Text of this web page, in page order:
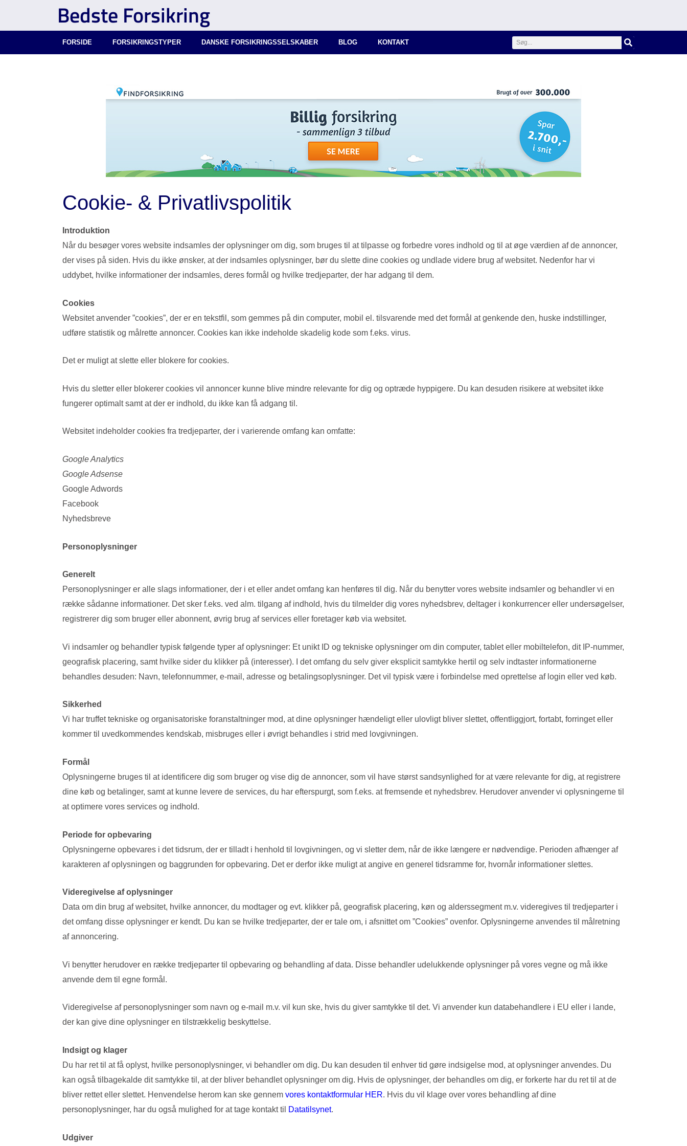
Bedste Forsikring
FORSIDE FORSIKRINGSTYPER DANSKE FORSIKRINGSSELSKABER BLOG KONTAKT
Cookie- & Privatlivspolitik
Introduktion
Når du besøger vores website indsamles der oplysninger om dig, som bruges til at tilpasse og forbedre vores indhold og til at øge værdien af de annoncer,
der vises på siden. Hvis du ikke ønsker, at der indsamles oplysninger, bør du slette dine cookies og undlade videre brug af websitet. Nedenfor har vi
uddybet, hvilke informationer der indsamles, deres formål og hvilke tredjeparter, der har adgang til dem.
Cookies
Websitet anvender ”cookies”, der er en tekstfil, som gemmes på din computer, mobil el. tilsvarende med det formål at genkende den, huske indstillinger,
udføre statistik og målrette annoncer. Cookies kan ikke indeholde skadelig kode som f.eks. virus.
Det er muligt at slette eller blokere for cookies.
Hvis du sletter eller blokerer cookies vil annoncer kunne blive mindre relevante for dig og optræde hyppigere. Du kan desuden risikere at websitet ikke
fungerer optimalt samt at der er indhold, du ikke kan få adgang til.
Websitet indeholder cookies fra tredjeparter, der i varierende omfang kan omfatte:
Google Analytics
Google Adsense
Google Adwords
Facebook
Nyhedsbreve
Personoplysninger
Generelt
Personoplysninger er alle slags informationer, der i et eller andet omfang kan henføres til dig. Når du benytter vores website indsamler og behandler vi en
række sådanne informationer. Det sker f.eks. ved alm. tilgang af indhold, hvis du tilmelder dig vores nyhedsbrev, deltager i konkurrencer eller undersøgelser,
registrerer dig som bruger eller abonnent, øvrig brug af services eller foretager køb via websitet.
Vi indsamler og behandler typisk følgende typer af oplysninger: Et unikt ID og tekniske oplysninger om din computer, tablet eller mobiltelefon, dit IP-nummer,
geografisk placering, samt hvilke sider du klikker på (interesser). I det omfang du selv giver eksplicit samtykke hertil og selv indtaster informationerne
behandles desuden: Navn, telefonnummer, e-mail, adresse og betalingsoplysninger. Det vil typisk være i forbindelse med oprettelse af login eller ved køb.
Sikkerhed
Vi har truffet tekniske og organisatoriske foranstaltninger mod, at dine oplysninger hændeligt eller ulovligt bliver slettet, offentliggjort, fortabt, forringet eller
kommer til uvedkommendes kendskab, misbruges eller i øvrigt behandles i strid med lovgivningen.
Formål
Oplysningerne bruges til at identificere dig som bruger og vise dig de annoncer, som vil have størst sandsynlighed for at være relevante for dig, at registrere
dine køb og betalinger, samt at kunne levere de services, du har efterspurgt, som f.eks. at fremsende et nyhedsbrev. Herudover anvender vi oplysningerne til
at optimere vores services og indhold.
Periode for opbevaring
Oplysningerne opbevares i det tidsrum, der er tilladt i henhold til lovgivningen, og vi sletter dem, når de ikke længere er nødvendige. Perioden afhænger af
karakteren af oplysningen og baggrunden for opbevaring. Det er derfor ikke muligt at angive en generel tidsramme for, hvornår informationer slettes.
Videregivelse af oplysninger
Data om din brug af websitet, hvilke annoncer, du modtager og evt. klikker på, geografisk placering, køn og alderssegment m.v. videregives til tredjeparter i
det omfang disse oplysninger er kendt. Du kan se hvilke tredjeparter, der er tale om, i afsnittet om ”Cookies” ovenfor. Oplysningerne anvendes til målretning
af annoncering.
Vi benytter herudover en række tredjeparter til opbevaring og behandling af data. Disse behandler udelukkende oplysninger på vores vegne og må ikke
anvende dem til egne formål.
Videregivelse af personoplysninger som navn og e-mail m.v. vil kun ske, hvis du giver samtykke til det. Vi anvender kun databehandlere i EU eller i lande,
der kan give dine oplysninger en tilstrækkelig beskyttelse.
Indsigt og klager
Du har ret til at få oplyst, hvilke personoplysninger, vi behandler om dig. Du kan desuden til enhver tid gøre indsigelse mod, at oplysninger anvendes. Du
kan også tilbagekalde dit samtykke til, at der bliver behandlet oplysninger om dig. Hvis de oplysninger, der behandles om dig, er forkerte har du ret til at de
bliver rettet eller slettet. Henvendelse herom kan ske gennem vores kontaktformular HER. Hvis du vil klage over vores behandling af dine
personoplysninger, har du også mulighed for at tage kontakt til
Datatilsynet.
Udgiver